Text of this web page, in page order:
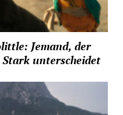
Jemand, der
unterscheidet